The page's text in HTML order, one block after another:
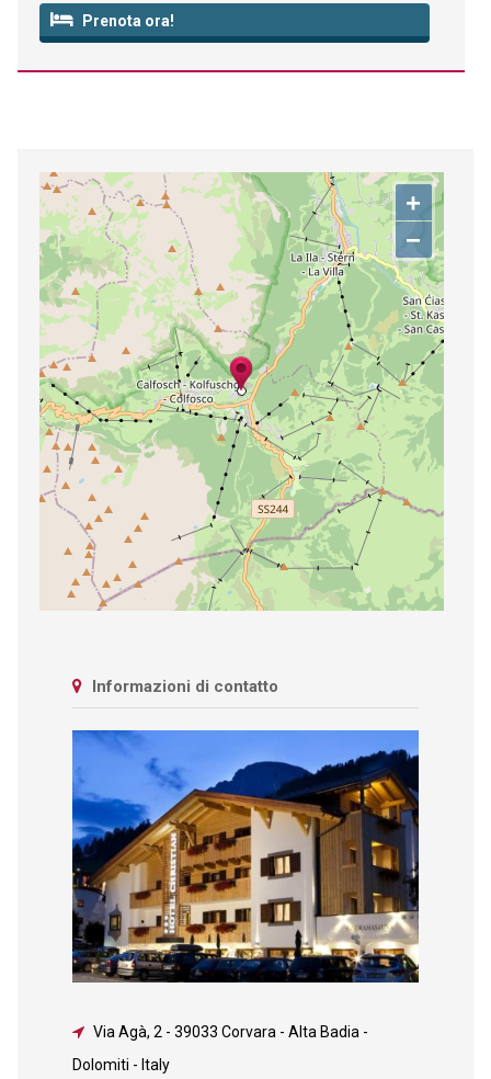
Prenota ora!
+
−
Informazioni di contatto
Via Agà, 2 - 39033 Corvara - Alta Badia -
Dolomiti - Italy